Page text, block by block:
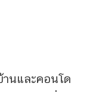
นและคอนโด